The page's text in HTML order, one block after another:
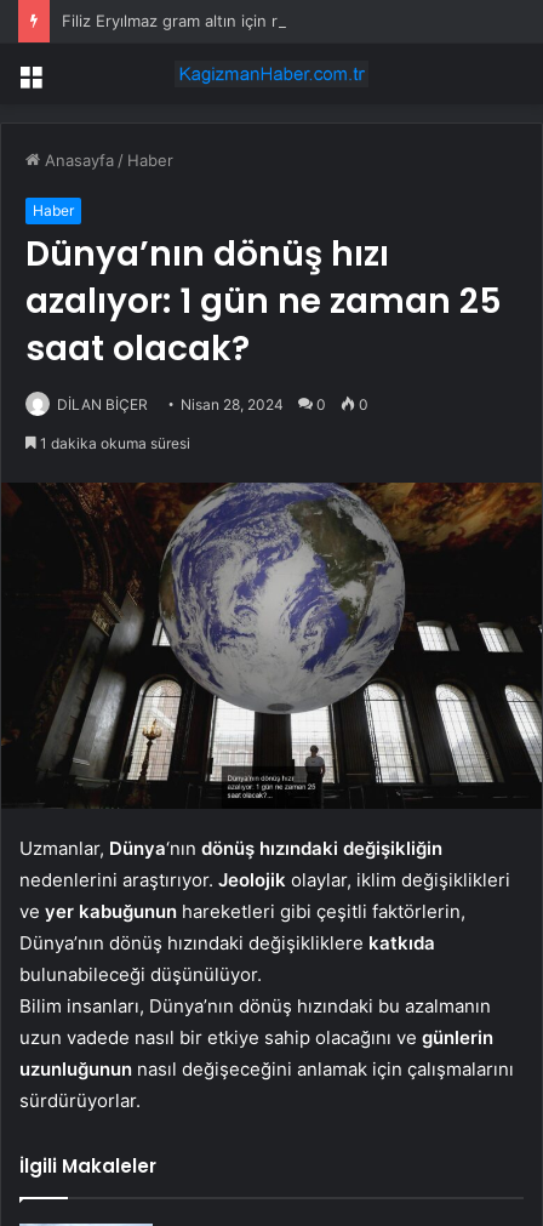
Menü
Anasayfa / Haber
Haber
Dünya’nın dönüş hızı
azalıyor: 1 gün ne zaman 25
saat olacak?
DİLAN BİÇER Nisan 28, 2024 0 0
1 dakika okuma süresi
Uzmanlar, Dünya‘nın dönüş hızındaki değişikliğin
nedenlerini araştırıyor. Jeolojik olaylar, iklim değişiklikleri
ve yer kabuğunun hareketleri gibi çeşitli faktörlerin,
Dünya’nın dönüş hızındaki değişikliklere katkıda
bulunabileceği düşünülüyor.
Bilim insanları, Dünya’nın dönüş hızındaki bu azalmanın
uzun vadede nasıl bir etkiye sahip olacağını ve günlerin
uzunluğunun nasıl değişeceğini anlamak için çalışmalarını
sürdürüyorlar.
İlgili Makaleler